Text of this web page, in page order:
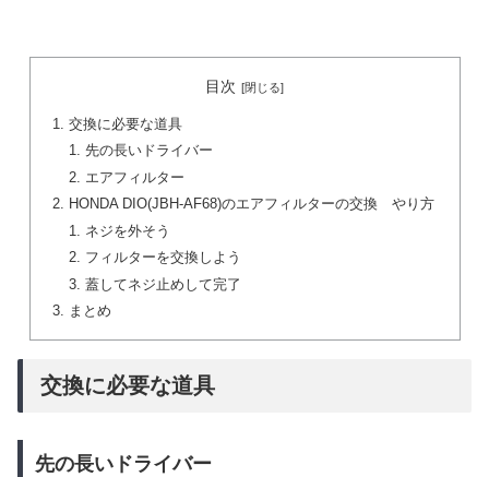
目次
交換に必要な道具
先の長いドライバー
エアフィルター
HONDA DIO(JBH-AF68)のエアフィルターの交換 やり方
ネジを外そう
フィルターを交換しよう
蓋してネジ止めして完了
まとめ
交換に必要な道具
先の長いドライバー